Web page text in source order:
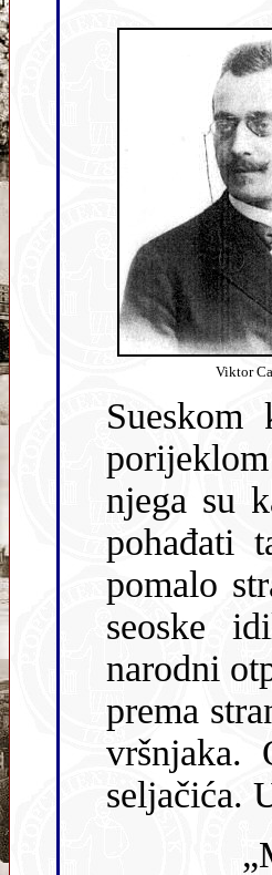
Viktor
Sueskom
njega su kao dječaka odveli kod bake u Lovran, gdje će on
pohađati talijansku osnovnu
pomalo strana
seoske
narodni
prema strancima, a smetala mu je i bahatost njegovih školskih
seljačića.